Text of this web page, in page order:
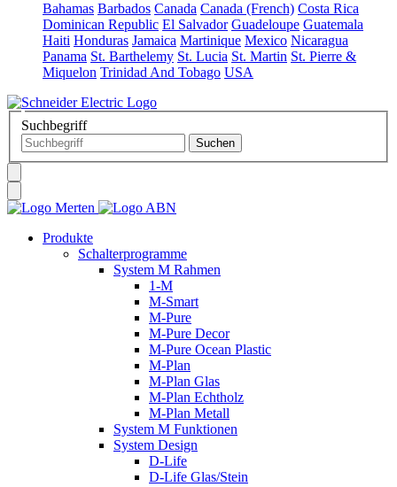
Bahamas Barbados Canada Canada (French) Costa Rica
Dominican Republic El Salvador Guadeloupe Guatemala
Haiti Honduras Jamaica Martinique Mexico Nicaragua
Panama St. Barthelemy St. Lucia St. Martin St. Pierre &
Miquelon Trinidad And Tobago USA
Suchbegriff
Produkte
Schalterprogramme
System M Rahmen
1-M
M-Smart
M-Pure
M-Pure Decor
M-Pure Ocean Plastic
M-Plan
M-Plan Glas
M-Plan Echtholz
M-Plan Metall
System M Funktionen
System Design
D-Life
D-Life Glas/Stein